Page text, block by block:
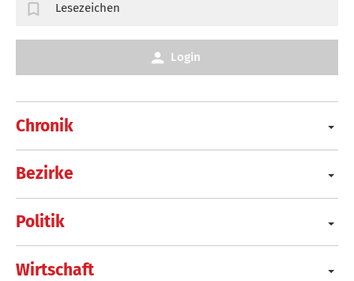
Chronik
Bezirke
Politik
Wirtschaft
Lesezeichen
Login